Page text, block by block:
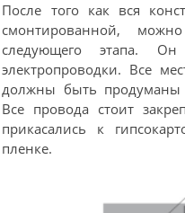
После того как вся
смонтированной,
следующего этапа.
электропроводки. Все
должны быть продуманы
Все провода стоит
прикасались к
пленке.